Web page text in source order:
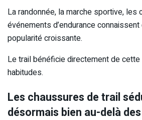
La randonnée, la marche sportive,
événements d’endurance
popularité croissante.
Le trail bénéficie directement de
habitudes.
Les chaussures de trail
désormais bien au-delà